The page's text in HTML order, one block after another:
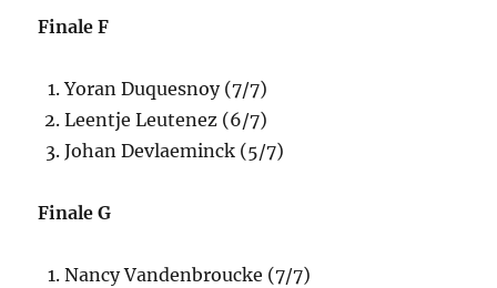
Finale F
Yoran Duquesnoy (7/7)
Leentje Leutenez (6/7)
Johan Devlaeminck (5/7)
Finale G
Nancy Vandenbroucke (7/7)